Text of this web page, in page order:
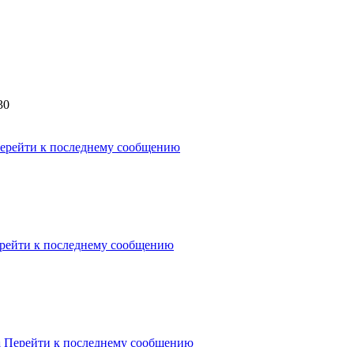
к последнему сообщению
к последнему сообщению
Перейти к последнему сообщению